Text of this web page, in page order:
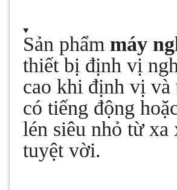
Sản phẩm máy
thiết bị định vị
cao khi định vị và
có tiếng động
lén siêu nhỏ từ
tuyệt vời.